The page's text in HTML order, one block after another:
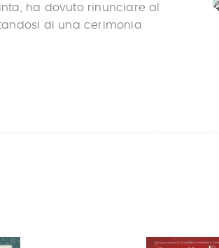
ha dovuto rinunciare al
di una cerimonia